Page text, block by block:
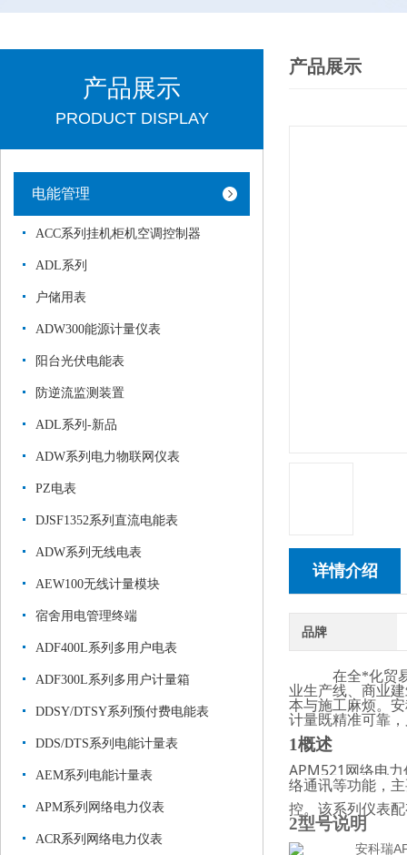
产品展示
PRODUCT DISPLAY
电能管理
ACC系列挂机柜机空调控制器
ADL系列
户储用表
ADW300能源计量仪表
阳台光伏电能表
防逆流监测装置
ADL系列-新品
ADW系列电力物联网仪表
PZ电表
DJSF1352系列直流电能表
ADW系列无线电表
AEW100无线计量模块
宿舍用电管理终端
ADF400L系列多用户电表
ADF300L系列多用户计量箱
DDSY/DTSY系列预付费电能表
DDS/DTS系列电能计量表
AEM系列电能计量表
APM系列网络电力仪表
ACR系列网络电力仪表
产品展示
详情介绍
品牌
在全*化贸
业生产线、商业
本与施工麻烦。
计量既精准可靠
1概述
APM521网络电
络通讯等功能，
控。该系列仪表
2型号说明